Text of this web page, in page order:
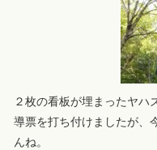
２枚の看板が埋まったヤハ
導票を打ち付けましたが、
んね。